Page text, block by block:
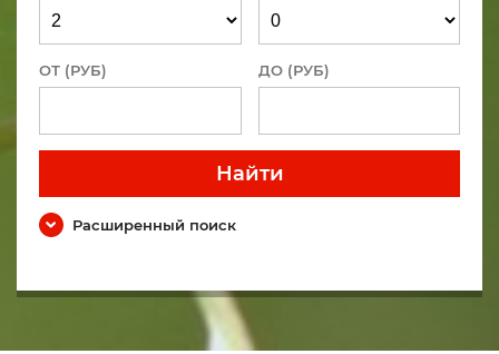
ОТ (РУБ) ДО (РУБ)
Найти
Расширенный поиск